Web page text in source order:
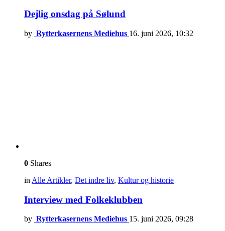
Dejlig onsdag på Sølund
by Rytterkasernens Mediehus 16. juni 2026, 10:32
0 Shares
in Alle Artikler, Det indre liv, Kultur og historie
Interview med Folkeklubben
by Rytterkasernens Mediehus 15. juni 2026, 09:28